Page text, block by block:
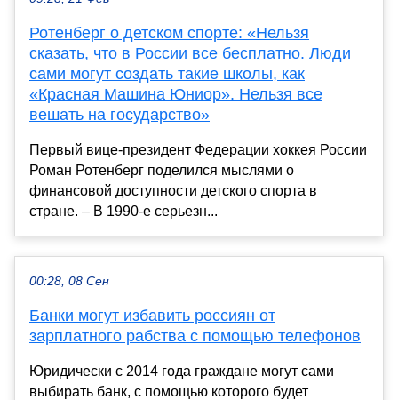
Ротенберг о детском спорте: «Нельзя
сказать, что в России все бесплатно. Люди
сами могут создать такие школы, как
«Красная Машина Юниор». Нельзя все
вешать на государство»
Первый вице-президент Федерации хоккея России
Роман Ротенберг поделился мыслями о
финансовой доступности детского спорта в
стране. – В 1990-е серьезн...
00:28, 08 Сен
Банки могут избавить россиян от
зарплатного рабства с помощью телефонов
Юридически с 2014 года граждане могут сами
выбирать банк, с помощью которого будет